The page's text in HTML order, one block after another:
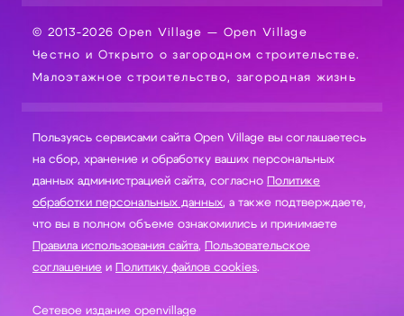
© 2013-2026 Open Village — Open Village
Честно и Открыто о загородном строительстве.
Малоэтажное строительство, загородная жизнь
Пользуясь сервисами сайта Open Village вы соглашаетесь
на сбор, хранение и обработку ваших персональных
данных администрацией сайта, согласно Политике
обработки персональных данных, а также подтверждаете,
что вы в полном объеме ознакомились и принимаете
Правила использования сайта, Пользовательское
соглашение и Политику файлов cookies.
Сетевое издание openvillage